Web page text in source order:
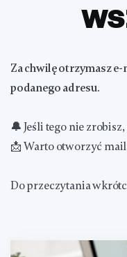
Za chwilę otrzymasz
podanego adresu.
🔔 Jeśli tego nie
📩 Warto otworzyć
Do przeczytania